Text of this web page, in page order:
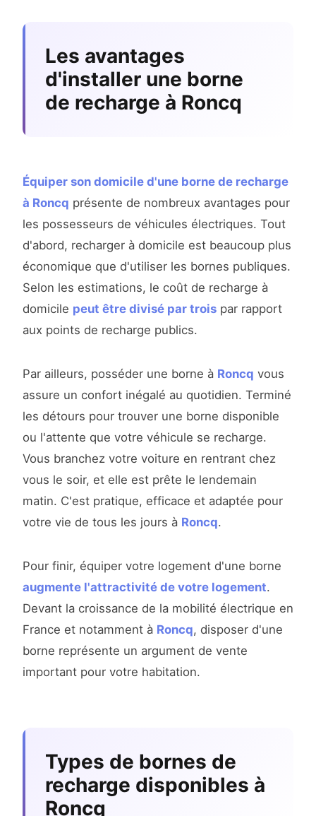
Les avantages
d'installer une borne
de recharge à Roncq
Équiper son domicile d'une borne de recharge
à Roncq présente de nombreux avantages pour
les possesseurs de véhicules électriques. Tout
d'abord, recharger à domicile est beaucoup plus
économique que d'utiliser les bornes publiques.
Selon les estimations, le coût de recharge à
domicile peut être divisé par trois par rapport
aux points de recharge publics.
Par ailleurs, posséder une borne à Roncq vous
assure un confort inégalé au quotidien. Terminé
les détours pour trouver une borne disponible
ou l'attente que votre véhicule se recharge.
Vous branchez votre voiture en rentrant chez
vous le soir, et elle est prête le lendemain
matin. C'est pratique, efficace et adaptée pour
votre vie de tous les jours à Roncq.
Pour finir, équiper votre logement d'une borne
augmente l'attractivité de votre logement.
Devant la croissance de la mobilité électrique en
France et notamment à Roncq, disposer d'une
borne représente un argument de vente
important pour votre habitation.
Types de bornes de
recharge disponibles à
Roncq